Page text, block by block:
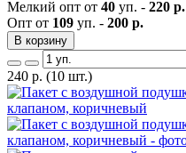
Мелкий опт от 40 уп. - 220 р.
Опт от 109 уп. - 200 р.
В корзину
240 р. (10 шт.)